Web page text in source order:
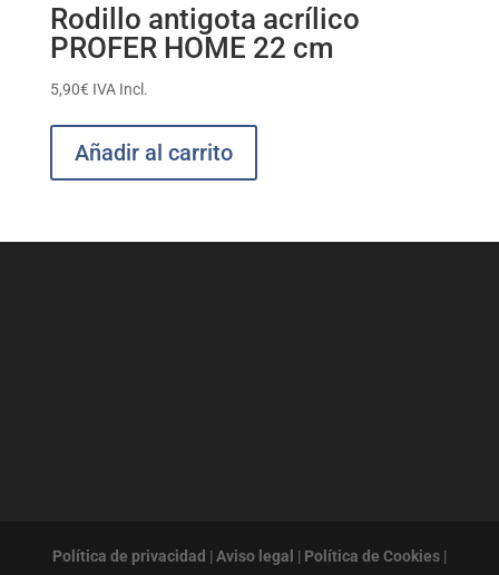
Rodillo antigota acrílico
PROFER HOME 22 cm
5,90€ IVA Incl.
Añadir al carrito
Política de privacidad | Aviso legal | Política de Cookies|